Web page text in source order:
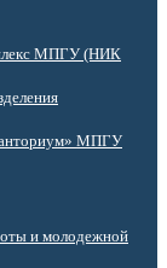
МПГУ (НИК
МПГУ
и молодежной